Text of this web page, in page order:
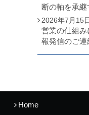
断の軸を承
2026年7月15日
営業の仕組み
報発信のご連
Home